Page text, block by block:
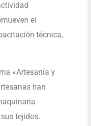
el
técnica,
«Artesanía y
han
tejidos.